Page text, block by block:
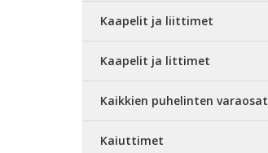
Kaapelit ja liittimet
Kaapelit ja littimet
Kaikkien puhelinten varaosat
Kaiuttimet